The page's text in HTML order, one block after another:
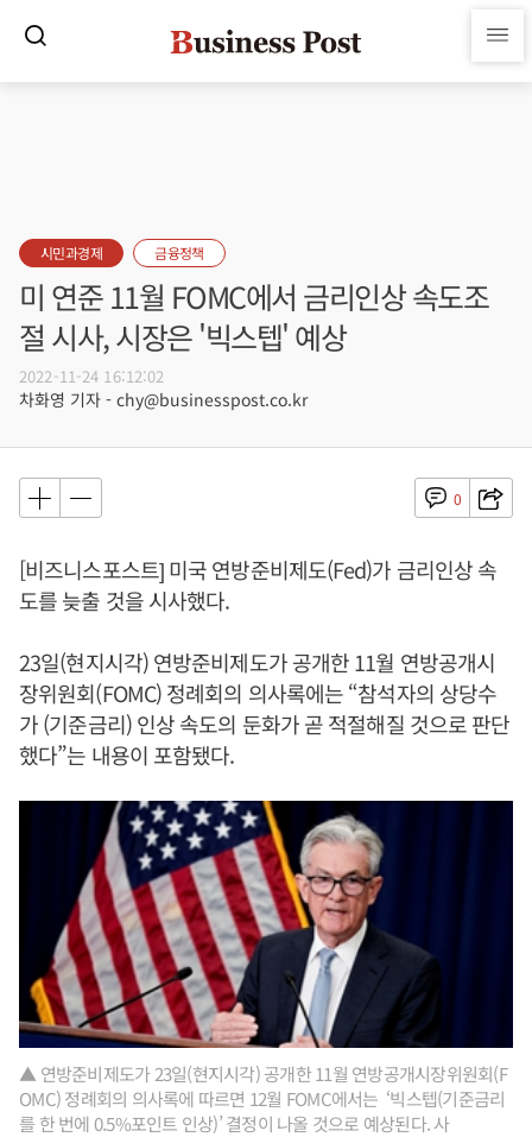
시민과경제 금융정책
미 연준 11월 FOMC에서 금리인상 속도조
절 시사, 시장은 '빅스텝' 예상
2022-11-24 16:12:02
차화영 기자 - chy@businesspost.co.kr
0
[비즈니스포스트] 미국 연방준비제도(Fed)가 금리인상 속
도를 늦출 것을 시사했다.
23일(현지시각) 연방준비제도가 공개한 11월 연방공개시
장위원회(FOMC) 정례회의 의사록에는 “참석자의 상당수
가 (기준금리) 인상 속도의 둔화가 곧 적절해질 것으로 판단
했다”는 내용이 포함됐다.
▲ 연방준비제도가 23일(현지시각) 공개한 11월 연방공개시장위원회(F
OMC) 정례회의 의사록에 따르면 12월 FOMC에서는 ‘빅스텝(기준금리
를 한 번에 0.5%포인트 인상)’ 결정이 나올 것으로 예상된다. 사